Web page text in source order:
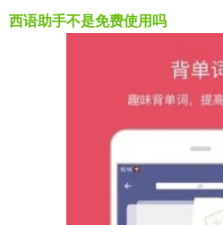
西语助手不是免费使用吗